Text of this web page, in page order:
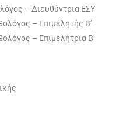
– Διευθύντρια ΕΣΥ
– Επιμελητής Β’
– Επιμελήτρια Β’